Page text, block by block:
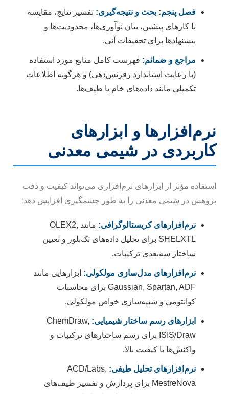
فصل پنجم: بحث و نتیجه‌گیری: تفسیر نتایج، مقایسه
با کارهای پیشین، بیان نوآوری‌ها، محدودیت‌ها و
پیشنهادها برای تحقیقات آتی.
مراجع و ضمائم: فهرست کامل منابع مورد استفاده
(با رعایت استاندارد رفرنس‌دهی) و هرگونه اطلاعات
تکمیلی مانند داده‌های خام یا طیف‌ها.
نرم‌افزارها و ابزارهای
کاربردی در شیمی معدنی
استفاده مؤثر از ابزارهای نرم‌افزاری می‌تواند کیفیت و دقت
پژوهش در شیمی معدنی را به طور چشمگیری افزایش دهد:
نرم‌افزارهای کریستالوگرافی:
مانند OLEX2,
SHELXTL برای تحلیل داده‌های تک‌بلور و تعیین
ساختار سه‌بعدی ترکیبات.
نرم‌افزارهای مدل‌سازی مولکولی: ابزارهایی مانند
Gaussian, Spartan, ADF برای محاسبات
کوانتومی و شبیه‌سازی خواص مولکولی.
ابزارهای رسم ساختار شیمیایی: ChemDraw,
ISIS/Draw برای رسم ساختارهای ترکیبات و
واکنش‌ها با کیفیت بالا.
نرم‌افزارهای تحلیل طیفی: ACD/Labs,
MestreNova برای پردازش و تفسیر طیف‌های